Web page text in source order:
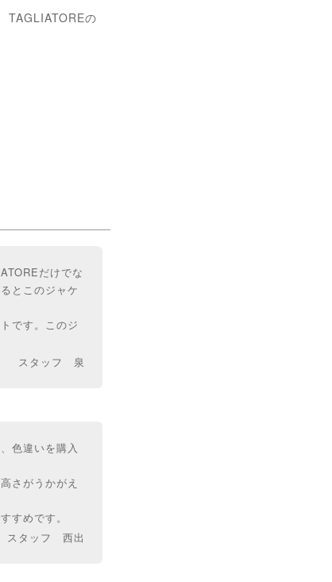
TAGLIATOREの
だけでな
とこのジャケ
です。このジ
スタッフ 泉
色違いを購入
さがうかがえ
すめです。
スタッフ 西出